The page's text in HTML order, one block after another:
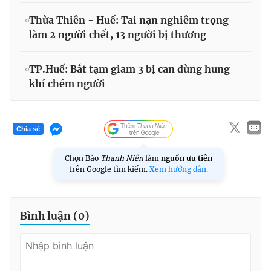
Thừa Thiên - Huế: Tai nạn nghiêm trọng
làm 2 người chết, 13 người bị thương
TP.Huế: Bắt tạm giam 3 bị can dùng hung
khí chém người
Chia sẻ
Chọn Báo Thanh Niên làm nguồn ưu tiên
trên Google tìm kiếm. Xem hướng dẫn.
Bình luận (0)